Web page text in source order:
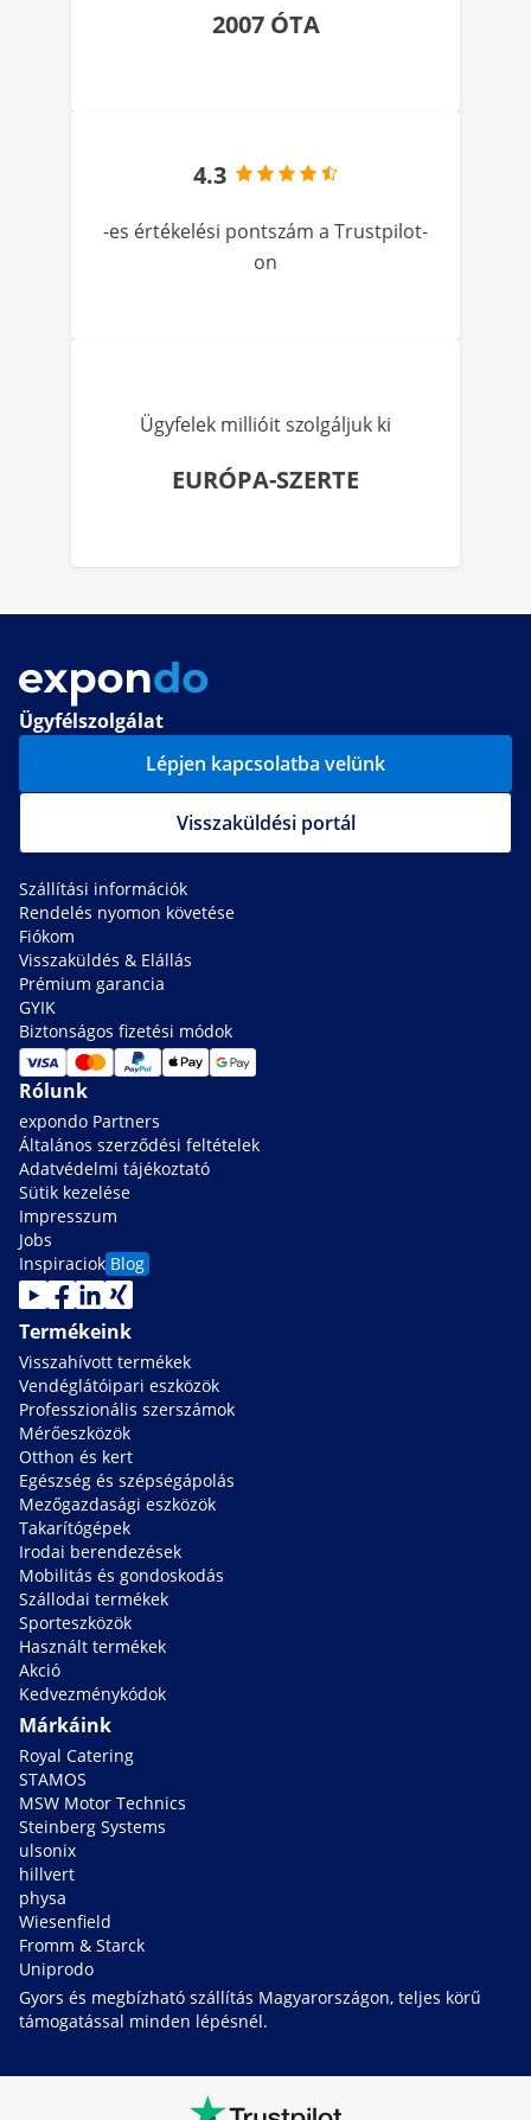
2007 ÓTA
4.3
-es értékelési pontszám a Trustpilot-
on
Ügyfelek millióit szolgáljuk ki
EURÓPA-SZERTE
Ügyfélszolgálat
Lépjen kapcsolatba velünk
Visszaküldési portál
Szállítási információk
Rendelés nyomon követése
Fiókom
Visszaküldés & Elállás
Prémium garancia
GYIK
Biztonságos fizetési módok
Rólunk
expondo Partners
Általános szerződési feltételek
Adatvédelmi tájékoztató
Sütik kezelése
Impresszum
Jobs
Inspiraciok Blog
Termékeink
Visszahívott termékek
Vendéglátóipari eszközök
Professzionális szerszámok
Mérőeszközök
Otthon és kert
Egészség és szépségápolás
Mezőgazdasági eszközök
Takarítógépek
Irodai berendezések
Mobilitás és gondoskodás
Szállodai termékek
Sporteszközök
Használt termékek
Akció
Kedvezménykódok
Márkáink
Royal Catering
STAMOS
MSW Motor Technics
Steinberg Systems
ulsonix
hillvert
physa
Wiesenfield
Fromm & Starck
Uniprodo
Gyors és megbízható szállítás Magyarországon, teljes körű
támogatással minden lépésnél.